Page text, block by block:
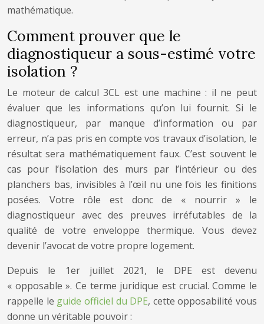
mathématique.
Comment prouver que le
diagnostiqueur a sous-estimé votre
isolation ?
Le moteur de calcul 3CL est une machine : il ne peut
évaluer que les informations qu’on lui fournit. Si le
diagnostiqueur, par manque d’information ou par
erreur, n’a pas pris en compte vos travaux d’isolation, le
résultat sera mathématiquement faux. C’est souvent le
cas pour l’isolation des murs par l’intérieur ou des
planchers bas, invisibles à l’œil nu une fois les finitions
posées. Votre rôle est donc de « nourrir » le
diagnostiqueur avec des preuves irréfutables de la
qualité de votre enveloppe thermique. Vous devez
devenir l’avocat de votre propre logement.
Depuis le 1er juillet 2021, le DPE est devenu
« opposable ». Ce terme juridique est crucial. Comme le
rappelle le guide officiel du DPE, cette opposabilité vous
donne un véritable pouvoir :